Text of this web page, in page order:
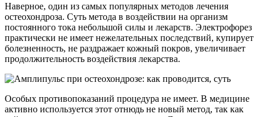
Наверное, один из самых популярных методов лечения
остеохондроза. Суть метода в воздействии на организм
постоянного тока небольшой силы и лекарств. Электрофорез
практически не имеет нежелательных последствий, купирует
болезненность, не раздражает кожный покров, увеличивает
продолжительность воздействия лекарства.
Особых противопоказаний процедура не имеет. В медицине
активно используется этот отнюдь не новый метод, так как